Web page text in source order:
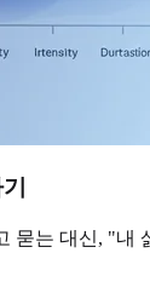
묻는 대신, "내